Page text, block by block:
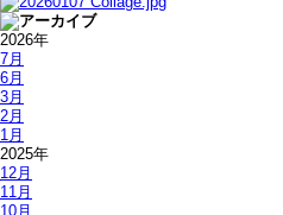
2026年
7月
6月
3月
2月
1月
2025年
12月
11月
10月